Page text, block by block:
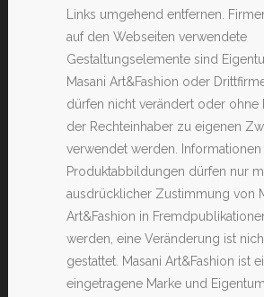
Links umgehend entfernen.
auf den Webseiten verwendete
Gestaltungselemente sind
Masani Art&Fashion oder
dürfen nicht verändert oder ohne
der Rechteinhaber zu eigenen
verwendet werden. Informationen
Produktabbildungen dürfen nur
ausdrücklicher Zustimmung von
Art&Fashion in
werden, eine Veränderung ist
gestattet. Masani Art&Fashion ist
eingetragene Marke und